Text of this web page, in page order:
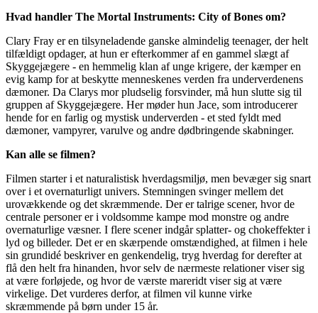
Hvad handler The Mortal Instruments: City of Bones om?
Clary Fray er en tilsyneladende ganske almindelig teenager, der helt
tilfældigt opdager, at hun er efterkommer af en gammel slægt af
Skyggejægere - en hemmelig klan af unge krigere, der kæmper en
evig kamp for at beskytte menneskenes verden fra underverdenens
dæmoner. Da Clarys mor pludselig forsvinder, må hun slutte sig til
gruppen af Skyggejægere. Her møder hun Jace, som introducerer
hende for en farlig og mystisk underverden - et sted fyldt med
dæmoner, vampyrer, varulve og andre dødbringende skabninger.
Kan alle se filmen?
Filmen starter i et naturalistisk hverdagsmiljø, men bevæger sig snart
over i et overnaturligt univers. Stemningen svinger mellem det
urovækkende og det skræmmende. Der er talrige scener, hvor de
centrale personer er i voldsomme kampe mod monstre og andre
overnaturlige væsner. I flere scener indgår splatter- og chokeffekter i
lyd og billeder. Det er en skærpende omstændighed, at filmen i hele
sin grundidé beskriver en genkendelig, tryg hverdag for derefter at
flå den helt fra hinanden, hvor selv de nærmeste relationer viser sig
at være forløjede, og hvor de værste mareridt viser sig at være
virkelige. Det vurderes derfor, at filmen vil kunne virke
skræmmende på børn under 15 år.